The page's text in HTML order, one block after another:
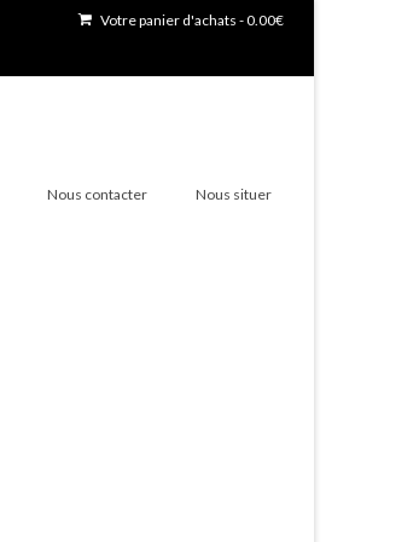
Votre panier d'achats -0.00€
Nous contacter Nous situer